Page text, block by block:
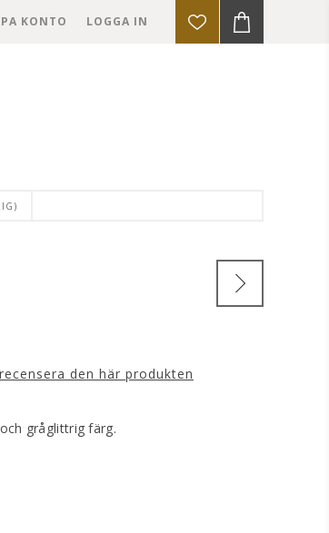
KONTO LOGGA IN
den här produkten
gråglittrig färg.